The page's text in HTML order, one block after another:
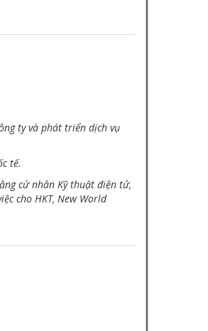
ty và phát triển dịch vụ
tế.
cử nhân Kỹ thuật điện tử,
cho HKT, New World